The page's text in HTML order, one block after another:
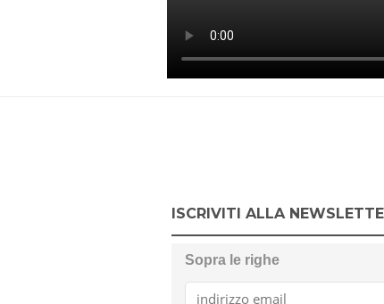
ISCRIVITI ALLA
Sopra le righe